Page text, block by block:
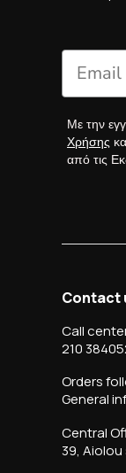
Με την
Χρήσης
από τις
Contact
Call
210
Orders
General
Central
39, Aiolou